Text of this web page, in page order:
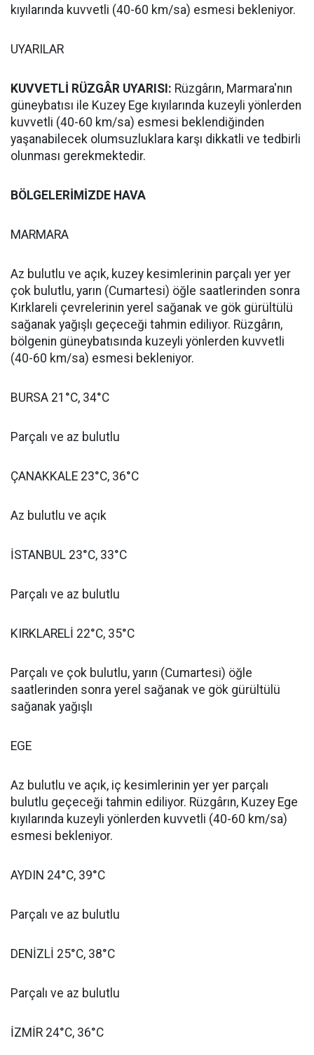
kıyılarında kuvvetli (40-60 km/sa) esmesi bekleniyor.
UYARILAR
KUVVETLİ RÜZGÂR UYARISI: Rüzgârın, Marmara'nın
güneybatısı ile Kuzey Ege kıyılarında kuzeyli yönlerden
kuvvetli (40-60 km/sa) esmesi beklendiğinden
yaşanabilecek olumsuzluklara karşı dikkatli ve tedbirli
olunması gerekmektedir.
BÖLGELERİMİZDE HAVA
MARMARA
Az bulutlu ve açık, kuzey kesimlerinin parçalı yer yer
çok bulutlu, yarın (Cumartesi) öğle saatlerinden sonra
Kırklareli çevrelerinin yerel sağanak ve gök gürültülü
sağanak yağışlı geçeceği tahmin ediliyor. Rüzgârın,
bölgenin güneybatısında kuzeyli yönlerden kuvvetli
(40-60 km/sa) esmesi bekleniyor.
BURSA 21°C, 34°C
Parçalı ve az bulutlu
ÇANAKKALE 23°C, 36°C
Az bulutlu ve açık
İSTANBUL 23°C, 33°C
Parçalı ve az bulutlu
KIRKLARELİ 22°C, 35°C
Parçalı ve çok bulutlu, yarın (Cumartesi) öğle
saatlerinden sonra yerel sağanak ve gök gürültülü
sağanak yağışlı
EGE
Az bulutlu ve açık, iç kesimlerinin yer yer parçalı
bulutlu geçeceği tahmin ediliyor. Rüzgârın, Kuzey Ege
kıyılarında kuzeyli yönlerden kuvvetli (40-60 km/sa)
esmesi bekleniyor.
AYDIN 24°C, 39°C
Parçalı ve az bulutlu
DENİZLİ 25°C, 38°C
Parçalı ve az bulutlu
İZMİR 24°C, 36°C